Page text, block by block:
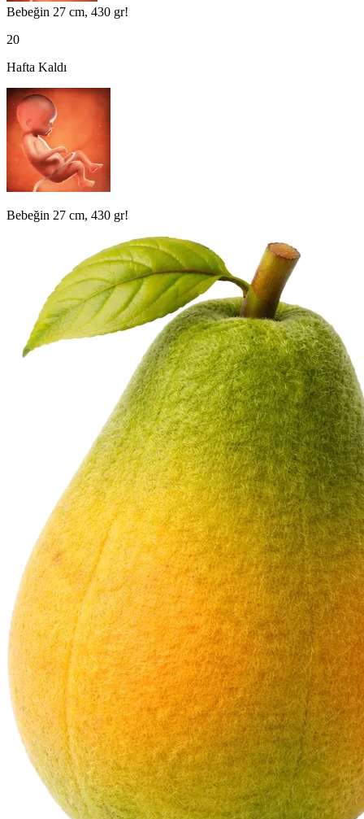
Bebeğin 27 cm, 430 gr!
20
Hafta Kaldı
Bebeğin 27 cm, 430 gr!